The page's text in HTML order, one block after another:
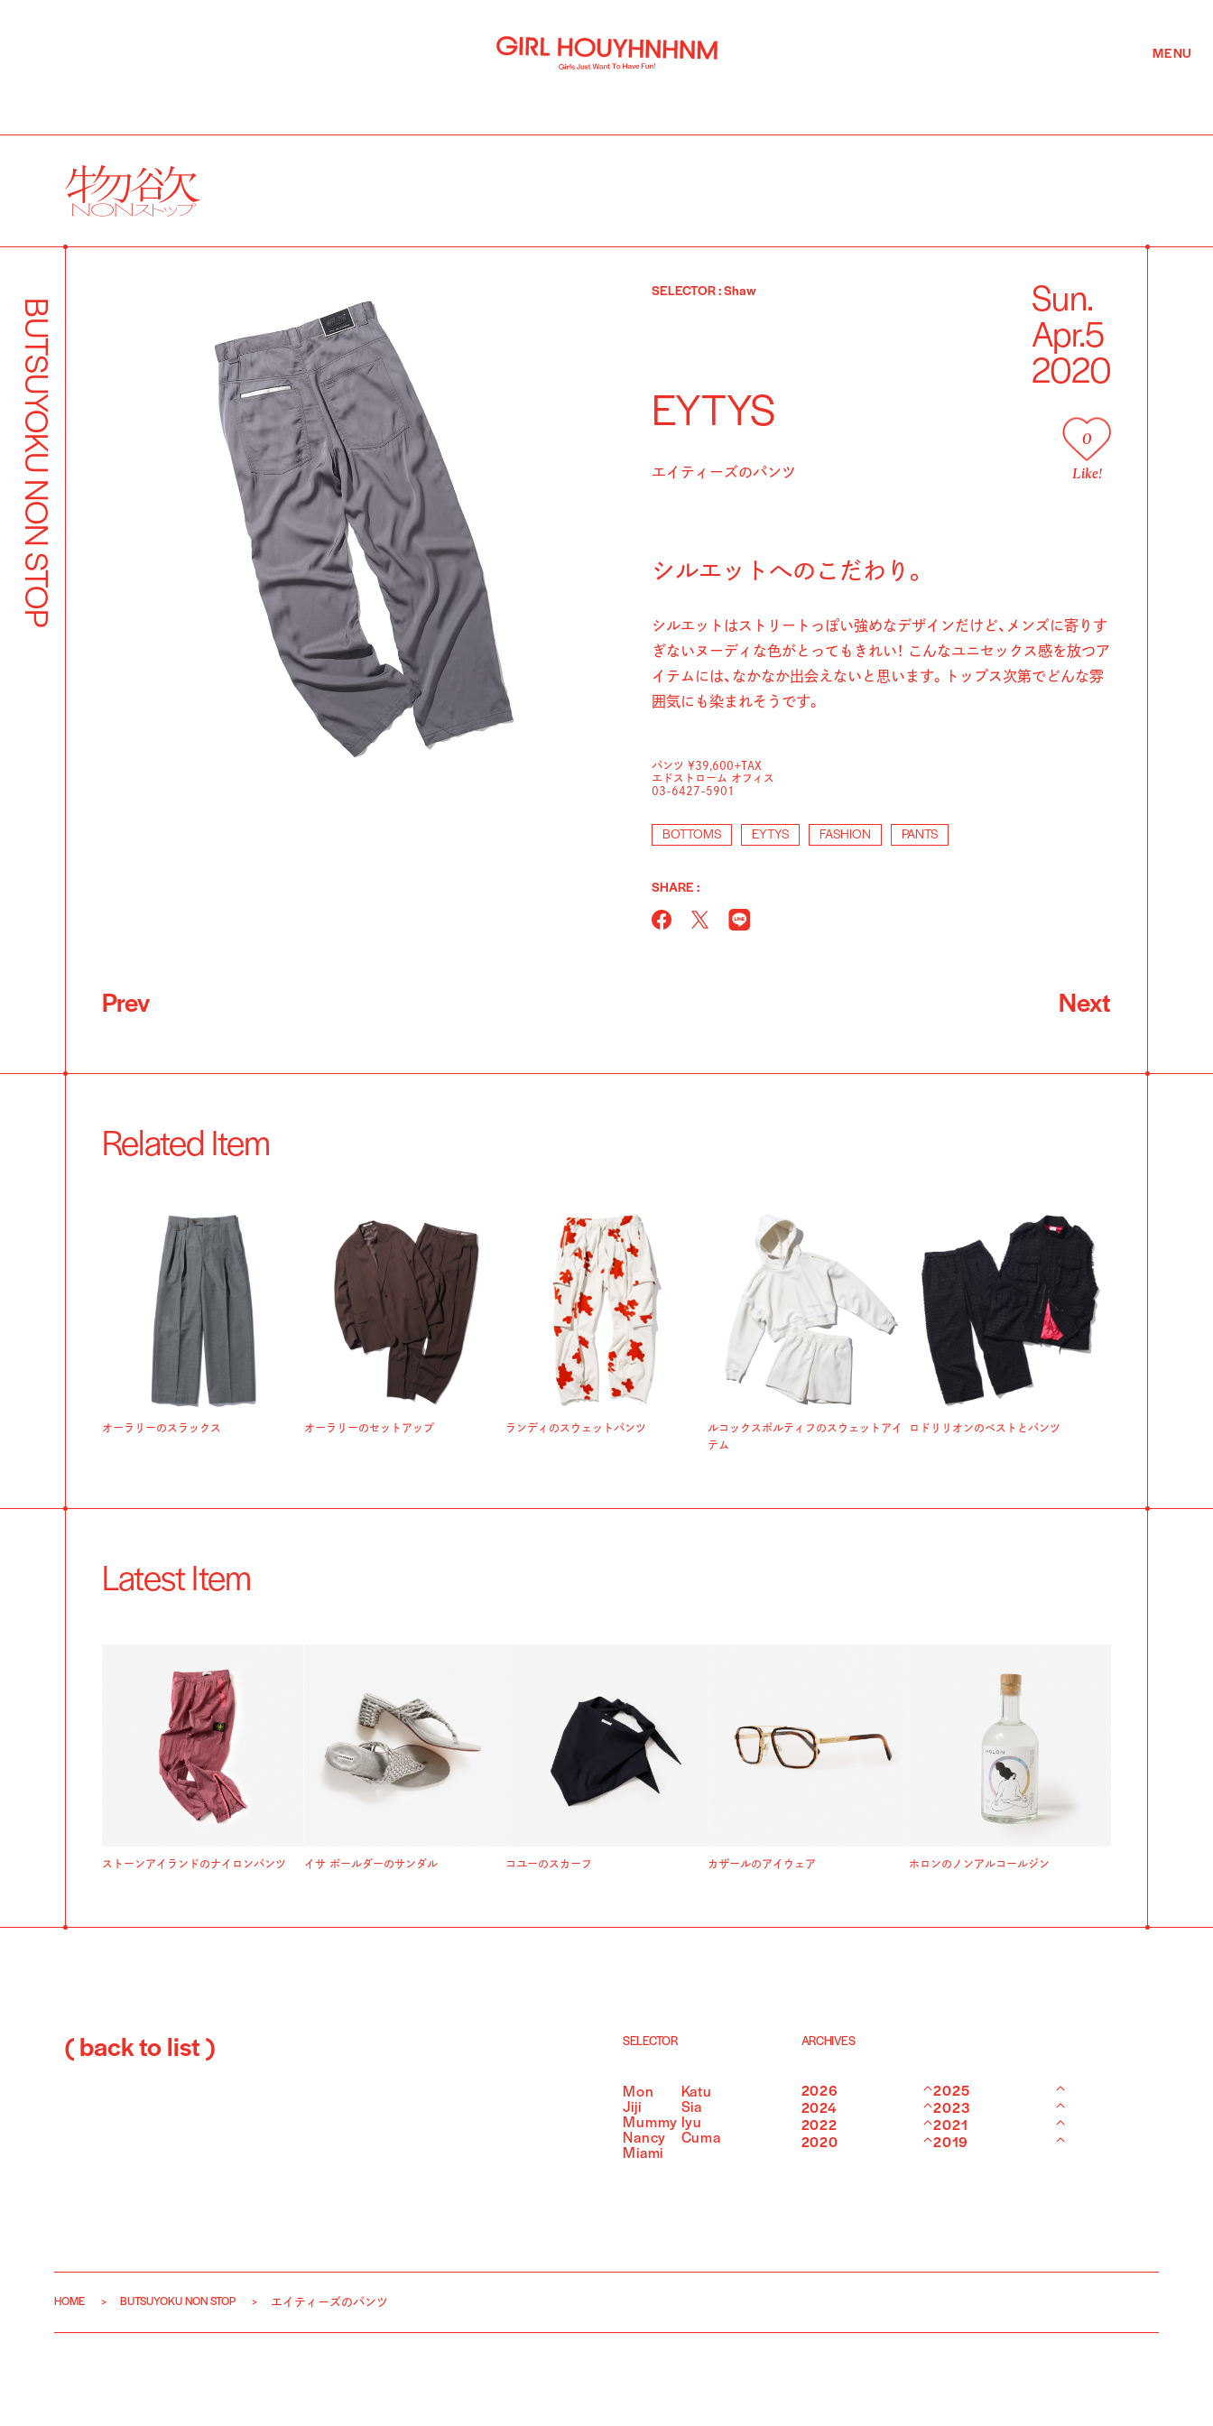
MENU
BUTSUYOKU NON STOP
Sun.
Apr.5
2020
SELECTOR : Shaw
EYTYS
エイティーズのパンツ
0
Like!
シルエットへのこだわり。
シルエットはストリートっぽい強めなデザインだけど、メンズに寄りす
ぎないヌーディな色がとってもきれい！ こんなユニセックス感を放つア
イテムには、なかなか出会えないと思います。トップス次第でどんな雰
囲気にも染まれそうです。
パンツ ¥39,600+TAX
エドストローム オフィス
03-6427-5901
BOTTOMS EYTYS FASHION PANTS
SHARE :
Prev Next
Related Item
オーラリーのスラックス オーラリーのセットアップ ランディのスウェットパンツ
ルコックスポルティフのスウェットアイ
テム
ロドリリオンのベストとパンツ
Latest Item
ストーンアイランドのナイロンパンツ イサ ボールダーのサンダル コユーのスカーフ カザールのアイウェア ホロンのノンアルコールジン
( back to list ) SELECTOR
Mon
Katu
Jiji
Sia
Mummy Iyu
Nancy
Cuma
Miami
ARCHIVES
2026
2025
2024
2023
2022
2021
2020
2019
HOME BUTSUYOKU NON STOP エイティーズのパンツ